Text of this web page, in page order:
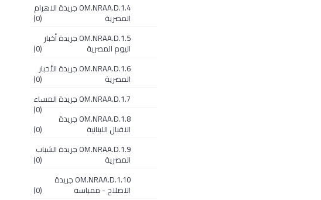
OM.NRAA.D.1.4 جريدة الاهرام
المصرية
(0)
OM.NRAA.D.1.5 جريدة أخبار
اليوم المصرية
(0)
OM.NRAA.D.1.6 جريدة الأخبار
المصرية
(0)
OM.NRAA.D.1.7 جريدة المساء
(0)
OM.NRAA.D.1.8 جريدة
الاقبال اللبنانية
(0)
OM.NRAA.D.1.9 جريدة الشباب
المصرية
(0)
OM.NRAA.D.1.10 جريدة
الاصلاح - ممباسه
(0)